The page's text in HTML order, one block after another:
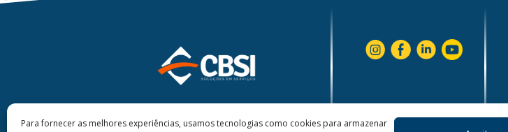
Para fornecer as melhores experiências, usamos tecnologias como cookies para armazenar